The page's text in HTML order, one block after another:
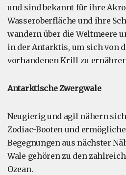
und sind bekannt für ihre
Wasseroberfläche und ihre
wandern über die Weltmeere
in der Antarktis, um sich von
vorhandenen Krill zu
Antarktische Zwergwale
Neugierig und agil nähern sich
Zodiac-Booten und
Begegnungen aus nächster
Wale gehören zu den
Ozean.